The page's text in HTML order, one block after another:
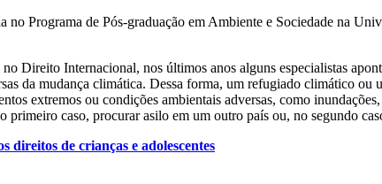
Programa de Pós-graduação em Ambiente e Sociedade na
Direito Internacional, nos últimos anos alguns especialistas
da mudança climática. Dessa forma, um refugiado climático
extremos ou condições ambientais adversas, como
primeiro caso, procurar asilo em um outro país ou, no segundo
direitos de crianças e adolescentes